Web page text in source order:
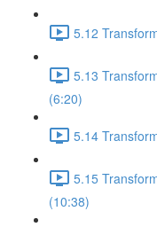
5.12
5.13
(6:20)
5.14
5.15
(10:38)